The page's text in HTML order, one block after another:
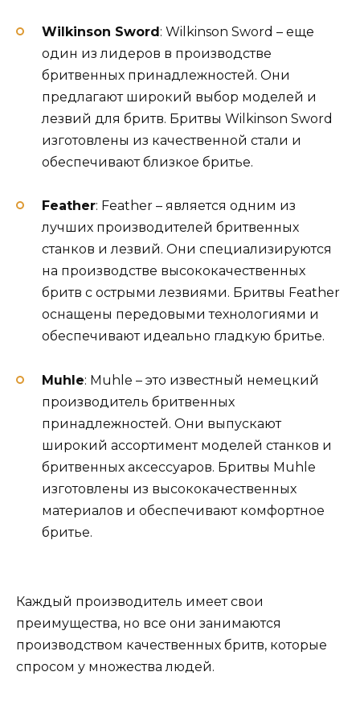
Wilkinson Sword : Wilkinson Sword – еще
один из лидеров в производстве
бритвенных принадлежностей. Они
предлагают широкий выбор моделей и
лезвий для бритв. Бритвы Wilkinson Sword
изготовлены из качественной стали и
обеспечивают близкое бритье.
Feather: Feather – является одним из
лучших производителей бритвенных
станков и лезвий. Они специализируются
на производстве высококачественных
бритв с острыми лезвиями. Бритвы Feather
оснащены передовыми технологиями и
обеспечивают идеально гладкую бритье.
Muhle: Muhle – это известный немецкий
производитель бритвенных
принадлежностей. Они выпускают
широкий ассортимент моделей станков и
бритвенных аксессуаров. Бритвы Muhle
изготовлены из высококачественных
материалов и обеспечивают комфортное
бритье.
Каждый производитель имеет свои
преимущества, но все они занимаются
производством качественных бритв, которые
спросом у множества людей.